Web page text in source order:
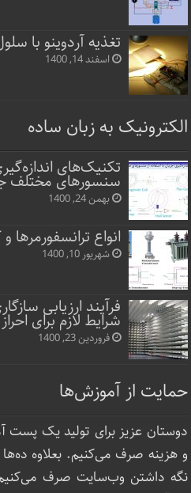
تغذیه آردوینو با
اسفند 14, 1400
الکترونیک به زبان ساده
تکنیک‌های
سنسورهای مختلف
بهمن 24, 1400
انواع ترانسفورمرها و
شهریور 10, 1400
فرآیند ارزیابی
شرایط لازم برای
فروردین 23, 1400
حمایت از آموزش‌ها
دوستان عزیز برای تولید یک
و هزینه صرف می‌کنیم. بعلاوه
نگه داشتن وب‌سایت صرف ‌می‌کنیم